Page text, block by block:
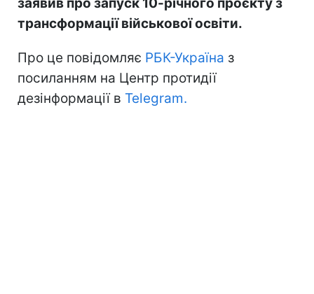
заявив про запуск 10-річного проєкту з
трансформації військової освіти.
Про це повідомляє РБК-Україна з
посиланням на Центр протидії
дезінформації в Telegram.